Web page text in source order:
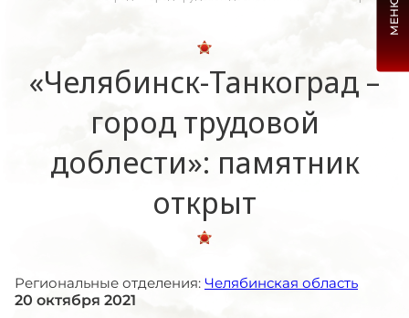
«Челябинск-Танкоград –
город трудовой
доблести»: памятник
открыт
Региональные отделения: Челябинская область
20 октября 2021
МЕНЮ